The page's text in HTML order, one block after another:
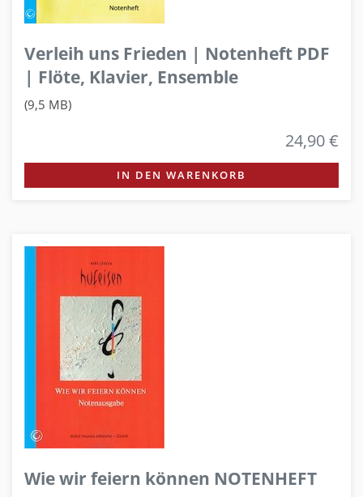
Verleih uns Frieden | Notenheft PDF
| Flöte, Klavier, Ensemble
(9,5 MB)
24,90 €
IN DEN WARENKORB
Wie wir feiern können NOTENHEFT